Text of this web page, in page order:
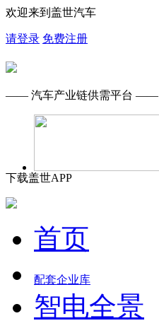
欢迎来到盖世汽车
请登录 免费注册
—— 汽车产业链供需平台 ——
下载盖世APP
首页
配套企业库
智电全景